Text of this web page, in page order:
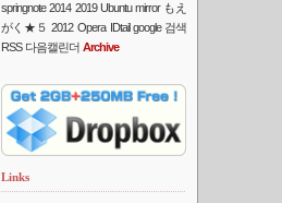
springnote 2014 2019 Ubuntu mirror もえ
がく★５ 2012 Opera IDtail google 검색
RSS 다음캘린더 Archive
Links